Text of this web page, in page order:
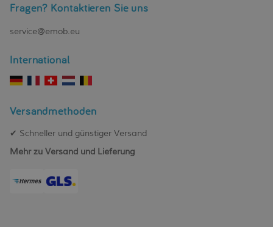
Fragen? Kontaktieren Sie uns
service@emob.eu
International
Versandmethoden
✔ Schneller und günstiger Versand
Mehr zu Versand und Lieferung